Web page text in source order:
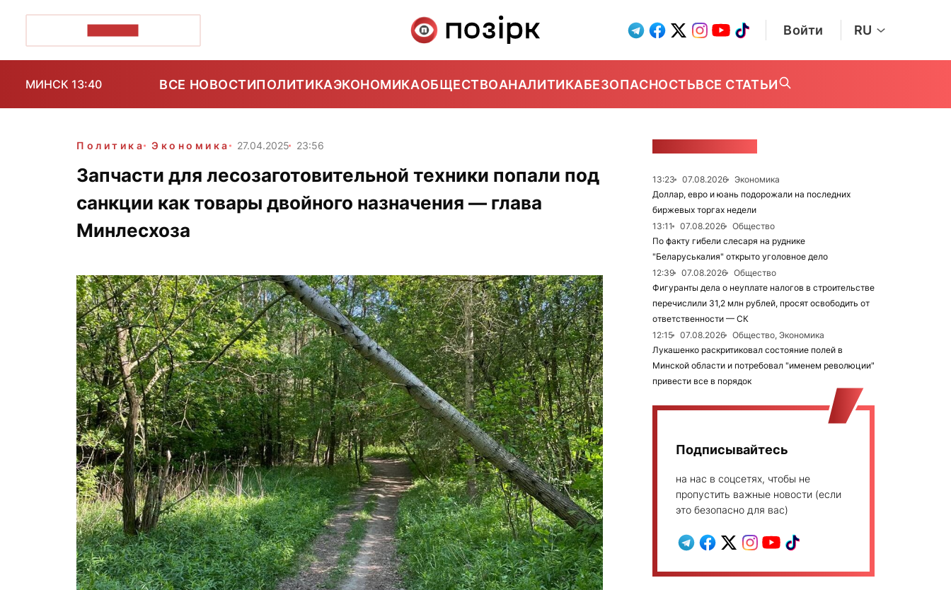
Войти RU
МИНСК 13:40 ВСЕ НОВОСТИПОЛИТИКАЭКОНОМИКАОБЩЕСТВОАНАЛИТИКАБЕЗОПАСНОСТЬВСЕ СТАТЬИ
Политика Экономика 27.04.2025 23:56
Запчасти для лесозаготовительной техники попали под
санкции как товары двойного назначения — глава
Минлесхоза
13:23 07.08.2026
Экономика
Доллар, евро и юань подорожали на последних
биржевых торгах недели
13:11
07.08.2026
Общество
По факту гибели слесаря на руднике
"Беларуськалия" открыто уголовное дело
12:39
07.08.2026
Общество
Фигуранты дела о неуплате налогов в строительстве
перечислили 31,2 млн рублей, просят освободить от
ответственности — СК
12:15
07.08.2026
Общество, Экономика
Лукашенко раскритиковал состояние полей в
Минской области и потребовал "именем революции"
привести все в порядок
Подписывайтесь
на нас в соцсетях, чтобы не
пропустить важные новости (если
это безопасно для вас)